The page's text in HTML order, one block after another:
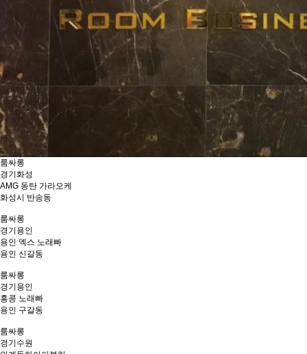
룸싸롱
경기 화성
AMG 동탄 가라오케
화성시 반송동
룸싸롱
경기 용인
용인 엑스 노래빠
용인 신갈동
룸싸롱
경기 용인
홍콩 노래빠
용인 구갈동
룸싸롱
경기 수원